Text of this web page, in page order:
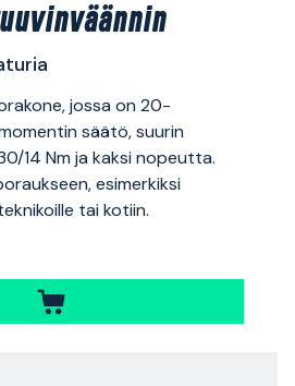
jossa on 20-
säätö, suurin
14 Nm ja kaksi nopeutta.
esimerkiksi
tai kotiin.